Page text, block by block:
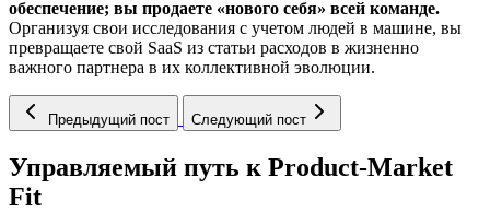
обеспечение; вы продаете «нового себя» всей команде.
Организуя свои исследования с учетом людей в машине, вы
превращаете свой SaaS из статьи расходов в жизненно
важного партнера в их коллективной эволюции.
Предыдущий пост Следующий пост
Управляемый путь к Product-Market
Fit